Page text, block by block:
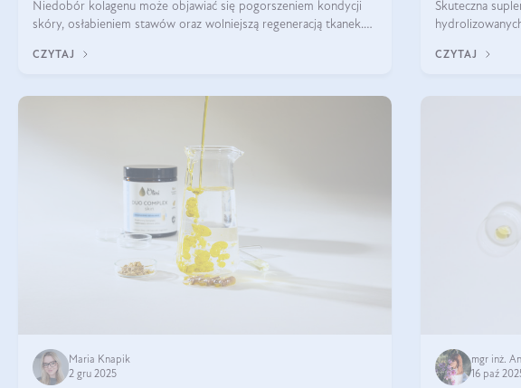
Niedobór kolagenu może objawiać się pogorszeniem kondycji
skóry, osłabieniem stawów oraz wolniejszą regeneracją tkanek.
skóry, bóle stawów, łamliwość paznokci oraz osłabienie włosów.
CZYTAJ
Skuteczna
regularnością
CZYTAJ
Maria Knapik
2 gru 2025
mgr inż.
16 paź